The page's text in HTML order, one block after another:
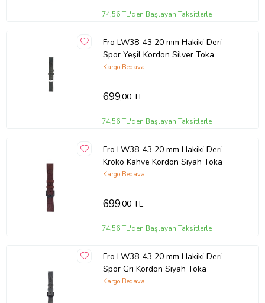
74,56 TL'den Başlayan Taksitlerle
Fro LW38-43 20 mm Hakiki Deri
Spor Yeşil Kordon Silver Toka
Kargo Bedava
699,00 TL
74,56 TL'den Başlayan Taksitlerle
Fro LW38-43 20 mm Hakiki Deri
Kroko Kahve Kordon Siyah Toka
Kargo Bedava
699,00 TL
74,56 TL'den Başlayan Taksitlerle
Fro LW38-43 20 mm Hakiki Deri
Spor Gri Kordon Siyah Toka
Kargo Bedava